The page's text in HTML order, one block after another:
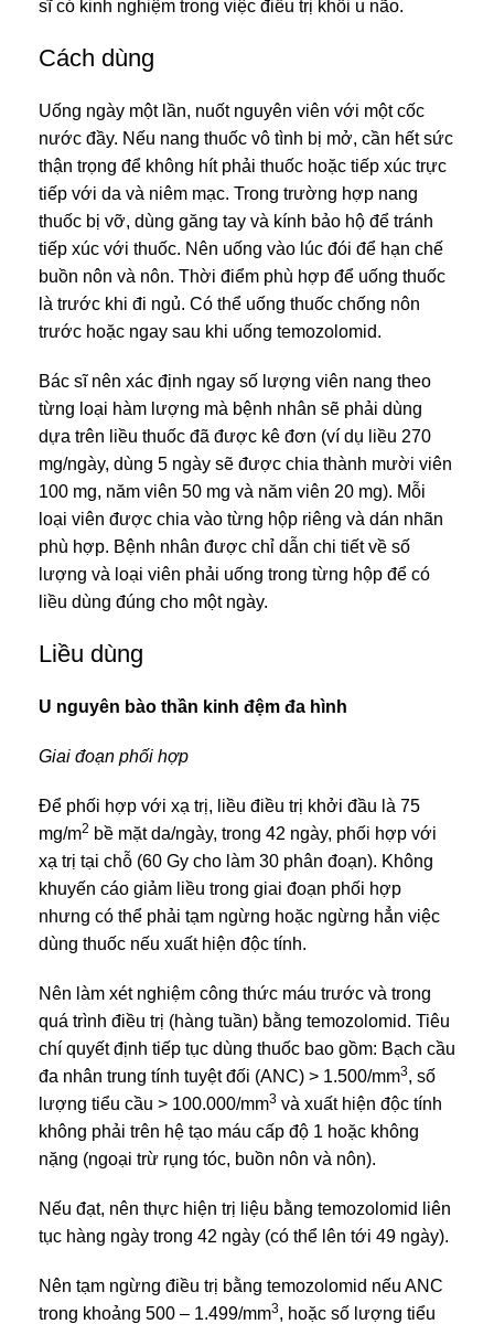
sĩ có kinh nghiệm trong việc điều trị khối u não.
Cách dùng
Uống ngày một lần, nuốt nguyên viên với một cốc
nước đầy. Nếu nang thuốc vô tình bị mở, cần hết sức
thận trọng để không hít phải thuốc hoặc tiếp xúc trực
tiếp với da và niêm mạc. Trong trường hợp nang
thuốc bị vỡ, dùng găng tay và kính bảo hộ để tránh
tiếp xúc với thuốc. Nên uống vào lúc đói để hạn chế
buồn nôn và nôn. Thời điểm phù hợp để uống thuốc
là trước khi đi ngủ. Có thể uống thuốc chống nôn
trước hoặc ngay sau khi uống temozolomid.
Bác sĩ nên xác định ngay số lượng viên nang theo
từng loại hàm lượng mà bệnh nhân sẽ phải dùng
dựa trên liều thuốc đã được kê đơn (ví dụ liều 270
mg/ngày, dùng 5 ngày sẽ được chia thành mười viên
100 mg, năm viên 50 mg và năm viên 20 mg). Mỗi
loại viên được chia vào từng hộp riêng và dán nhãn
phù hợp. Bệnh nhân được chỉ dẫn chi tiết về số
lượng và loại viên phải uống trong từng hộp để có
liều dùng đúng cho một ngày.
Liều dùng
U nguyên bào thần kinh đệm đa hình
Giai đoạn phối hợp
Để phối hợp với xạ trị, liều điều trị khởi đầu là 75
mg/m2 bề mặt da/ngày, trong 42 ngày, phối hợp với
xạ trị tại chỗ (60 Gy cho làm 30 phân đoạn). Không
khuyến cáo giảm liều trong giai đoạn phối hợp
nhưng có thể phải tạm ngừng hoặc ngừng hẳn việc
dùng thuốc nếu xuất hiện độc tính.
Nên làm xét nghiệm công thức máu trước và trong
quá trình điều trị (hàng tuần) bằng temozolomid. Tiêu
chí quyết định tiếp tục dùng thuốc bao gồm: Bạch cầu
đa nhân trung tính tuyệt đối (ANC) > 1.500/mm3, số
lượng tiểu cầu > 100.000/mm3 và xuất hiện độc tính
không phải trên hệ tạo máu cấp độ 1 hoặc không
nặng (ngoại trừ rụng tóc, buồn nôn và nôn).
Nếu đạt, nên thực hiện trị liệu bằng temozolomid liên
tục hàng ngày trong 42 ngày (có thể lên tới 49 ngày).
Nên tạm ngừng điều trị bằng temozolomid nếu ANC
trong khoảng 500 – 1.499/mm3, hoặc số lượng tiểu